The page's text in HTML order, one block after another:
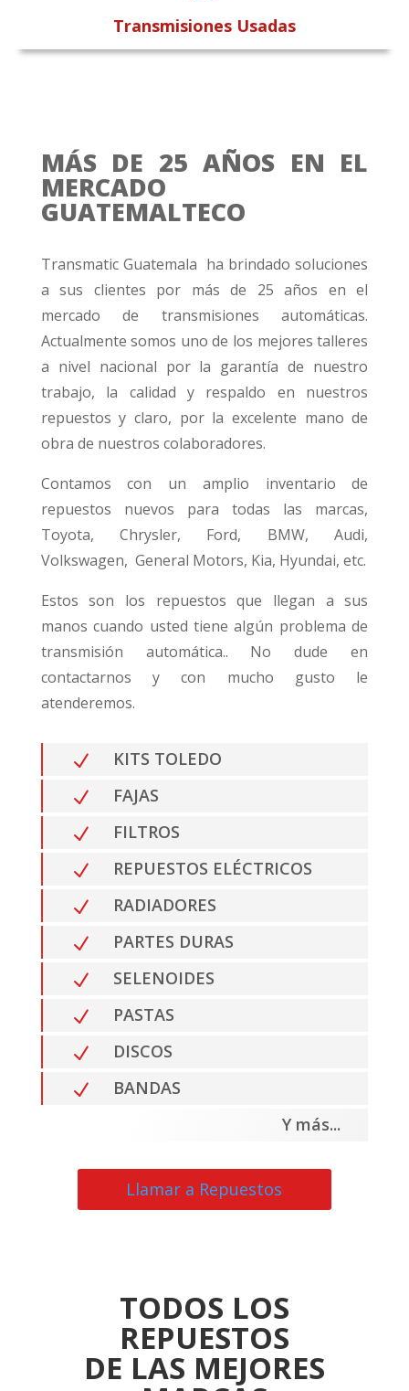
Transmisiones Usadas
MÁS DE 25 AÑOS EN EL
MERCADO
GUATEMALTECO
Transmatic Guatemala ha brindado soluciones
a sus clientes por más de 25 años en el
mercado de transmisiones automáticas.
Actualmente somos uno de los mejores talleres
a nivel nacional por la garantía de nuestro
trabajo, la calidad y respaldo en nuestros
repuestos y claro, por la excelente mano de
obra de nuestros colaboradores.
Contamos con un amplio inventario de
repuestos nuevos para todas las marcas,
Toyota, Chrysler, Ford, BMW, Audi,
Volkswagen, General Motors, Kia, Hyundai, etc.
Estos son los repuestos que llegan a sus
manos cuando usted tiene algún problema de
transmisión automática.. No dude en
contactarnos y con mucho gusto le
atenderemos.
N KITS TOLEDO
N FAJAS
N FILTROS
N REPUESTOS ELÉCTRICOS
N RADIADORES
N PARTES DURAS
N SELENOIDES
N PASTAS
N DISCOS
N
BANDAS
Y más...
Llamar a Repuestos
TODOS LOS
REPUESTOS
DE LAS MEJORES